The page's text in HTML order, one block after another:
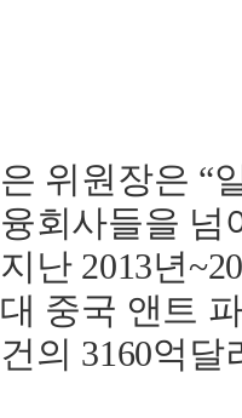
은 위원장은 “
융회사들을 넘
지난2013년
대 중국 앤트
건의 3160억달